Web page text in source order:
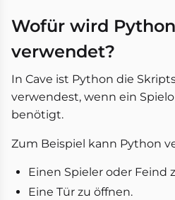
Wofür wird
verwendet?
In Cave ist Python die
verwendest, wenn ein
benötigt.
Zum Beispiel kann Python
Einen Spieler oder Feind
Eine Tür zu öffnen.